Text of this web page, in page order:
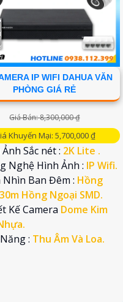
IP WIFI DAHUA VĂN
PHÒNG GIÁ RẺ
Giá Bán: 8,300,000 ₫
Khuyến Mại: 5,700,000 ₫
Ảnh Sắc nét : 2K Lite .
Nghệ Hình Ảnh : IP Wifi.
Ban Đêm : Hồng
Hồng Ngoại SMD.
Kế Camera Dome Kim
: Thu Âm Và Loa.